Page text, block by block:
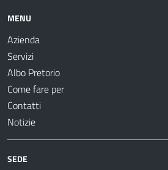
MENU
Azienda
Servizi
Albo Pretorio
Come fare per
Contatti
Notizie
SEDE